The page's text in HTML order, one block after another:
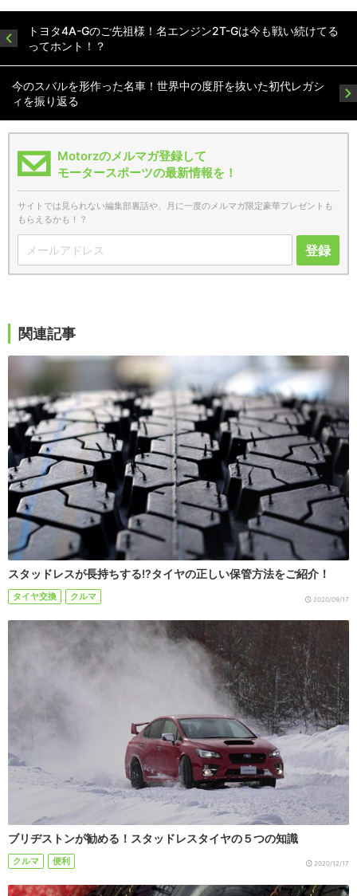
トヨタ4A-Gのご先祖様！名エンジン2T-Gは今も戦い続けてる
ってホント！？
今のスバルを形作った名車！世界中の度肝を抜いた初代レガシ
ィを振り返る
Motorzのメルマガ登録して
モータースポーツの最新情報を！
サイトでは見られない編集部裏話や、月に一度のメルマガ限定豪華プレゼントも
もらえるかも！？
登録
関連記事
スタッドレスが長持ちする!?タイヤの正しい保管方法をご紹介！
タイヤ交換 クルマ 2020/09/17
ブリヂストンが勧める！スタッドレスタイヤの５つの知識
クルマ 便利 2020/12/17